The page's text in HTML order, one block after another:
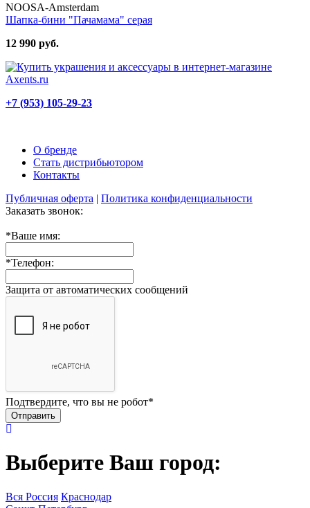
NOOSA-Amsterdam
Шапка-бини "Пачамама" серая
12 990 руб.
+7 (953) 105-29-23
О бренде
Стать дистрибьютором
Контакты
Публичная оферта | Политика конфиденциальности
Заказать звонок:
*Ваше имя:
*Телефон:
Защита от автоматических сообщений
Подтвердите, что вы не робот*
Выберите Ваш город:
Вся Россия Краснодар